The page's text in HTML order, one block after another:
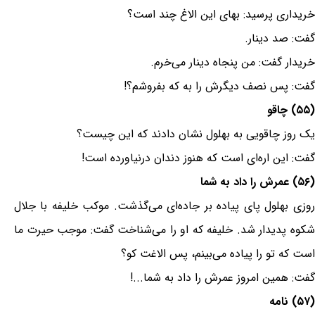
خریداری پرسید: بهای این الاغ چند است؟
گفت: صد دینار.
خریدار گفت: من پنجاه دینار می‌خرم.
گفت: پس نصف دیگرش را به که بفروشم؟!
(۵۵) چاقو
یک روز چاقویی به بهلول نشان دادند که این چیست؟
گفت: این اره‌ای است که هنوز دندان درنیاورده است!
(۵۶) عمرش را داد به شما
روزی بهلول پای پیاده بر جاده‌ای می‌گذشت. موکب خلیفه با جلال
شکوه پدیدار شد. خلیفه که او را می‌شناخت گفت: موجب حیرت ما
است که تو را پیاده می‌بینم، پس الاغت کو؟
گفت: همین امروز عمرش را داد به شما...!
(۵۷) نامه